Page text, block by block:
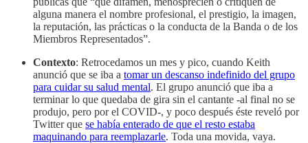
alguna manera el nombre profesional, el prestigio, la imagen,
la reputación, las prácticas o la conducta de la Banda o de los
Miembros Representados”.
Contexto: Retrocedamos un mes y pico, cuando Keith
anunció que se iba a tomar un descanso indefinido del grupo
para cuidar su salud mental. El grupo anunció que iba a
terminar lo que quedaba de gira sin el cantante -al final no se
produjo, pero por el COVID-, y poco después éste reveló por
Twitter que se había enterado de que el resto estaba
maquinando para reemplazarle. Toda una movida, vaya.